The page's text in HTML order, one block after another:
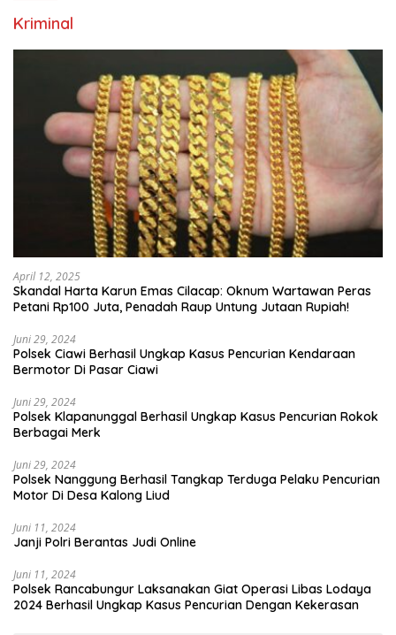
Kriminal
April 12, 2025
Skandal Harta Karun Emas Cilacap: Oknum Wartawan Peras
Petani Rp100 Juta, Penadah Raup Untung Jutaan Rupiah!
Juni 29, 2024
Polsek Ciawi Berhasil Ungkap Kasus Pencurian Kendaraan
Bermotor Di Pasar Ciawi
Juni 29, 2024
Polsek Klapanunggal Berhasil Ungkap Kasus Pencurian Rokok
Berbagai Merk
Juni 29, 2024
Polsek Nanggung Berhasil Tangkap Terduga Pelaku Pencurian
Motor Di Desa Kalong Liud
Juni 11, 2024
Janji Polri Berantas Judi Online
Juni 11, 2024
Polsek Rancabungur Laksanakan Giat Operasi Libas Lodaya
2024 Berhasil Ungkap Kasus Pencurian Dengan Kekerasan